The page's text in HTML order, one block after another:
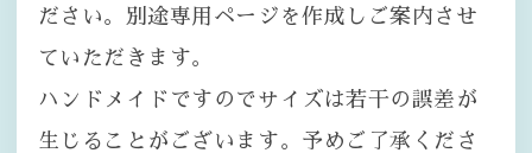
ださい。別途専用ページを作成しご案内させ
ていただきます。
ハンドメイドですのでサイズは若干の誤差が
生じることがございます。予めご了承くださ